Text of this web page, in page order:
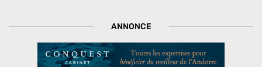
ANNONCE